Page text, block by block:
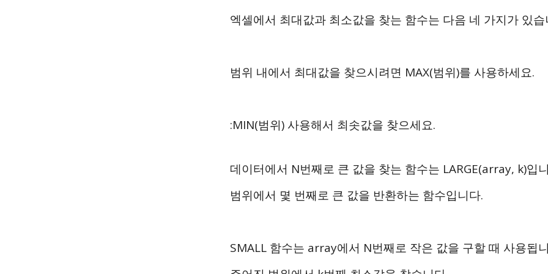
엑셀에서 최대값과 최소값을 찾는 함수는 다음 네 가지가 있습
범위 내에서 최대값을 찾으시려면 MAX(범위)를 사용하세요.
:MIN(범위) 사용해서 최솟값을 찾으세요.
데이터에서 N번째로 큰 값을 찾는 함수는 LARGE(array, k)입
범위에서 몇 번째로 큰 값을 반환하는 함수입니다.
SMALL 함수는 array에서 N번째로 작은 값을 구할 때 사용됩